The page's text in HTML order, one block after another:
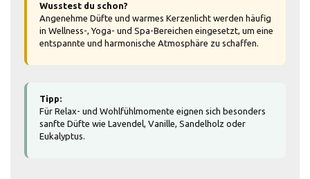
Wusstest du schon?
Angenehme Düfte und warmes Kerzenlicht werden häufig
in Wellness-, Yoga- und Spa-Bereichen eingesetzt, um eine
entspannte und harmonische Atmosphäre zu schaffen.
Tipp:
Für Relax- und Wohlfühlmomente eignen sich besonders
sanfte Düfte wie Lavendel, Vanille, Sandelholz oder
Eukalyptus.